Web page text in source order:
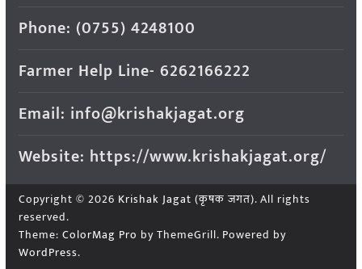
Phone: (0755) 4248100
Farmer Help Line- 6262166222
Email: info@krishakjagat.org
Website: https://www.krishakjagat.org/
Copyright © 2026 Krishak Jagat (कृषक जगत). All rights
reserved.
Theme: ColorMag Pro by ThemeGrill. Powered by
WordPress.